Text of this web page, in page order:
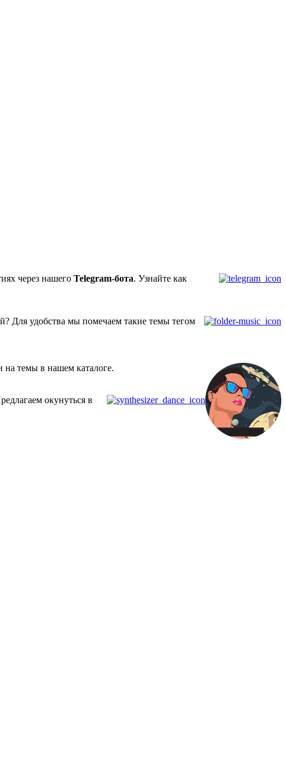
через нашего Telegram-бота. Узнайте как
Для удобства мы помечаем такие темы тегом
на темы в нашем каталоге.
окунуться в